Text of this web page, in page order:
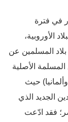
في فترة
الأوروبية،
بلاد المسلمين عن
الأصلية
حيث
الجديد الذي
فقد ادّعت